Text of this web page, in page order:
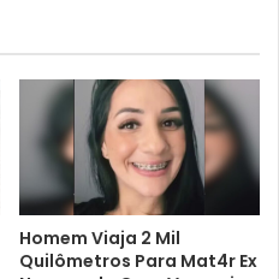
Homem Viaja 2 Mil
Quilômetros Para Mat4r Ex